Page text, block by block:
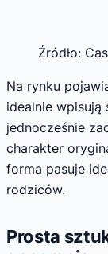
Źródło:
Na rynku
idealnie wpisują
jednocześnie
charakter
forma pasuje
rodziców.
Prosta